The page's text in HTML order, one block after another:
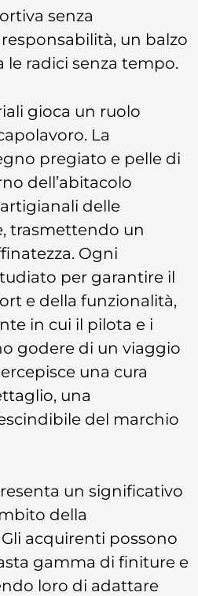
senza
un balzo
le radici senza tempo.
gioca un ruolo
La
pregiato e pelle di
dell’abitacolo
delle
trasmettendo un
Ogni
per garantire il
e della funzionalità,
in cui il pilota e i
godere di un viaggio
una cura
una
del marchio
un significativo
della
acquirenti possono
gamma di finiture e
loro di adattare